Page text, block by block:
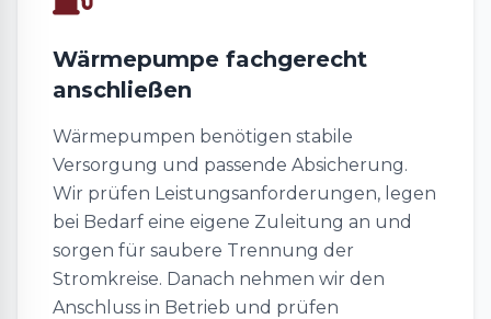
Wärmepumpe fachgerecht
anschließen
Wärmepumpen benötigen stabile
Versorgung und passende Absicherung.
Wir prüfen Leistungsanforderungen, legen
bei Bedarf eine eigene Zuleitung an und
sorgen für saubere Trennung der
Stromkreise. Danach nehmen wir den
Anschluss in Betrieb und prüfen